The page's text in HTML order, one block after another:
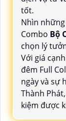
tốt.
Nhìn
Combo Bộ
chọn lý
Với giá
đêm Full
ngày và sự
Thành
kiệm được